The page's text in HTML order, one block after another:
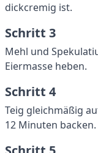
dickcremig ist.
Schritt 3
Mehl und
Eiermasse heben.
Schritt 4
Teig gleichmäßig
12 Minuten backen.